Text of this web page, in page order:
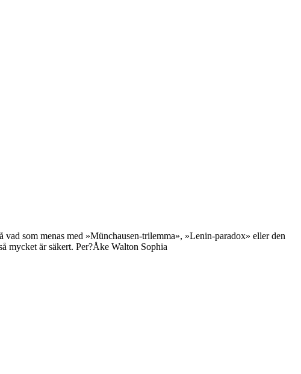
som menas med »Münchausen-trilemma», »Lenin-paradox» eller den
mycket är säkert. Per?Åke Walton Sophia